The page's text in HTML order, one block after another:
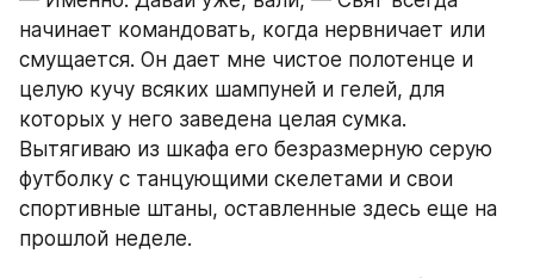
начинает командовать, когда нервничает или
смущается. Он дает мне чистое полотенце и
целую кучу всяких шампуней и гелей, для
которых у него заведена целая сумка.
Вытягиваю из шкафа его безразмерную серую
футболку с танцующими скелетами и свои
спортивные штаны, оставленные здесь еще на
прошлой неделе.